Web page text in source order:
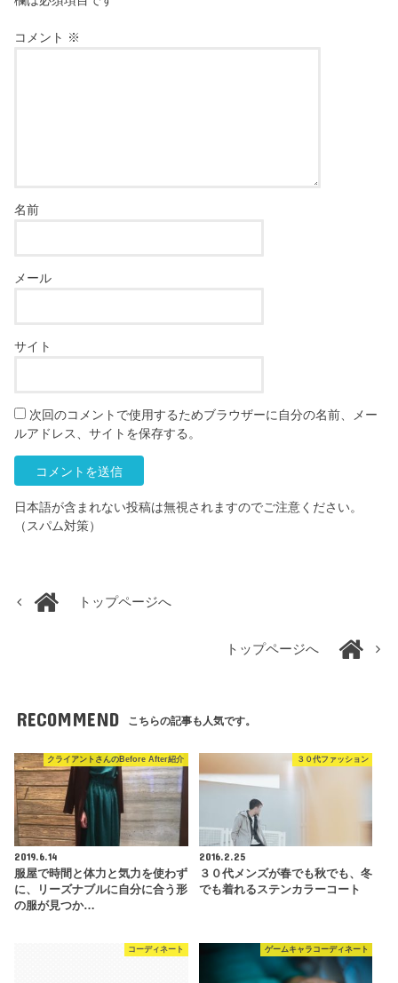
コメント ※
名前
メール
サイト
次回のコメントで使用するためブラウザーに自分の名前、メー
ルアドレス、サイトを保存する。
日本語が含まれない投稿は無視されますのでご注意ください。
（スパム対策）
トップページへ
トップページへ
RECOMMEND こちらの記事も人気です。
クライアントさんのBefore After紹介
2019.6.14
服屋で時間と体力と気力を使わず
に、リーズナブルに自分に合う形
の服が見つか…
３０代ファッション
2016.2.25
３０代メンズが春でも秋でも、冬
でも着れるステンカラーコート
コーディネート ゲームキャラコーディネート